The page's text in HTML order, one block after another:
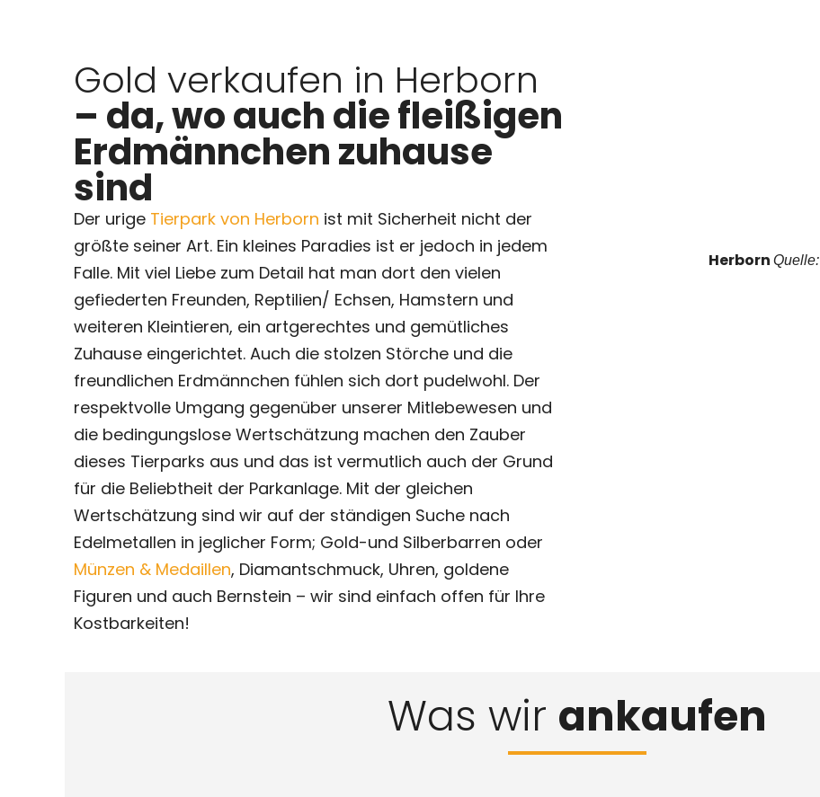
Gold verkaufen in Herborn
– da, wo auch die fleißigen
Erdmännchen zuhause
sind
Der urige Tierpark von Herborn ist mit Sicherheit nicht der
größte seiner Art. Ein kleines Paradies ist er jedoch in jedem
Falle. Mit viel Liebe zum Detail hat man dort den vielen
gefiederten Freunden, Reptilien/ Echsen, Hamstern und
weiteren Kleintieren, ein artgerechtes und gemütliches
Zuhause eingerichtet. Auch die stolzen Störche und die
freundlichen Erdmännchen fühlen sich dort pudelwohl. Der
respektvolle Umgang gegenüber unserer Mitlebewesen und
die bedingungslose Wertschätzung machen den Zauber
dieses Tierparks aus und das ist vermutlich auch der Grund
für die Beliebtheit der Parkanlage. Mit der gleichen
Wertschätzung sind wir auf der ständigen Suche nach
Edelmetallen in jeglicher Form; Gold-und Silberbarren oder
Münzen & Medaillen, Diamantschmuck, Uhren, goldene
Figuren und auch Bernstein – wir sind einfach offen für Ihre
Kostbarkeiten!
Herborn Quelle:
Was wir ankaufen